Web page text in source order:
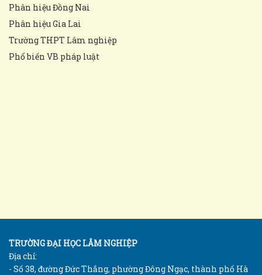
Phân hiệu Đồng Nai
Phân hiệu Gia Lai
Trường THPT Lâm nghiệp
Phổ biến VB pháp luật
TRƯỜNG ĐẠI HỌC LÂM NGHIỆP
Địa chỉ:
- Số 38, đường Đức Thắng, phường Đông Ngạc, thành phố Hà